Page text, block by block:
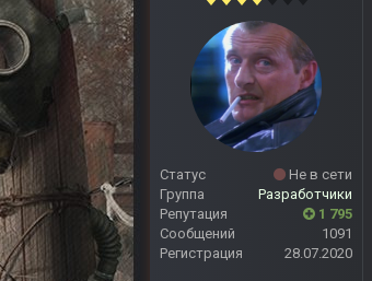
Статус
Не в сети
Группа
Разработчики
Репутация
1 795
Сообщений
1091
Регистрация
28.07.2020